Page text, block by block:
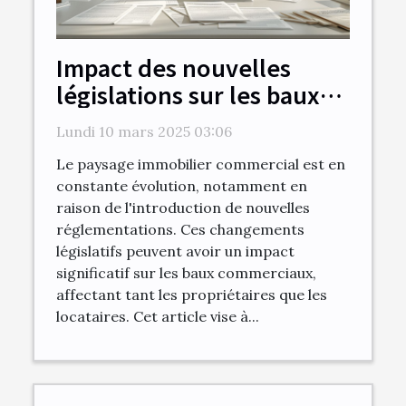
Impact des nouvelles
législations sur les baux
commerciaux
Lundi 10 mars 2025 03:06
Le paysage immobilier commercial est en
constante évolution, notamment en
raison de l'introduction de nouvelles
réglementations. Ces changements
législatifs peuvent avoir un impact
significatif sur les baux commerciaux,
affectant tant les propriétaires que les
locataires. Cet article vise à...